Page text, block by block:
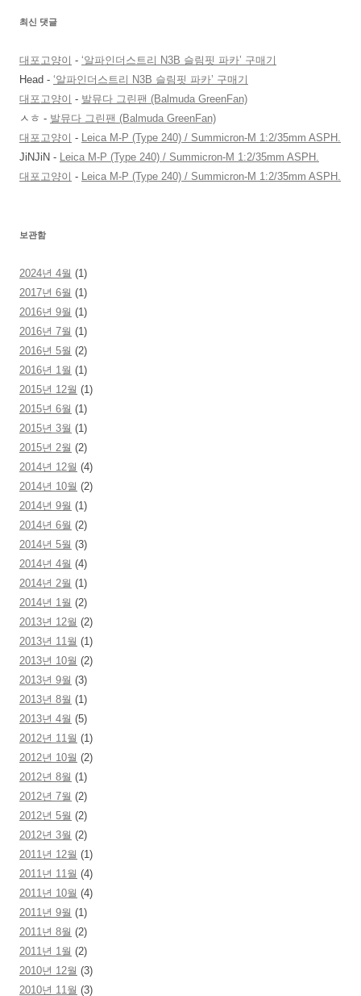
최신 댓글
대포고양이 - ‘알파인더스트리 N3B 슬림핏 파카’ 구매기
Head - ‘알파인더스트리 N3B 슬림핏 파카’ 구매기
대포고양이 - 발뮤다 그린팬 (Balmuda GreenFan)
ㅅㅎ - 발뮤다 그린팬 (Balmuda GreenFan)
대포고양이 -
Leica M-P (Type 240) / Summicron-M 1:2/35mm ASPH.
JiNJiN -
Leica M-P (Type 240) / Summicron-M 1:2/35mm ASPH.
대포고양이 - Leica M-P (Type 240) / Summicron-M 1:2/35mm ASPH.
보관함
2024년 4월 (1)
2017년 6월 (1)
2016년 9월 (1)
2016년 7월 (1)
2016년 5월 (2)
2016년 1월 (1)
2015년 12월 (1)
2015년 6월 (1)
2015년 3월 (1)
2015년 2월 (2)
2014년 12월 (4)
2014년 10월 (2)
2014년 9월 (1)
2014년 6월 (2)
2014년 5월 (3)
2014년 4월 (4)
2014년 2월 (1)
2014년 1월 (2)
2013년 12월 (2)
2013년 11월 (1)
2013년 10월 (2)
2013년 9월 (3)
2013년 8월 (1)
2013년 4월 (5)
2012년 11월 (1)
2012년 10월 (2)
2012년 8월 (1)
2012년 7월 (2)
2012년 5월 (2)
2012년 3월 (2)
2011년 12월 (1)
2011년 11월 (4)
2011년 10월 (4)
2011년 9월 (1)
2011년 8월 (2)
2011년 1월 (2)
2010년 12월 (3)
2010년 11월 (3)